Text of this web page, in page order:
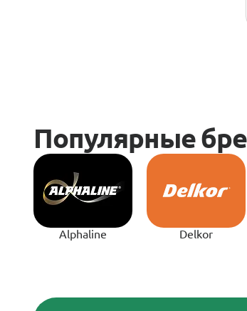
Alphaline Delkor